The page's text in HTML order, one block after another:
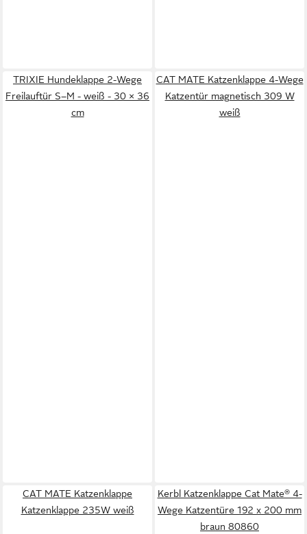
TRIXIE Hundeklappe 2-Wege
Freilauftür S–M - weiß - 30 × 36
cm
CAT MATE Katzenklappe 4-Wege
Katzentür magnetisch 309 W
weiß
CAT MATE Katzenklappe
Katzenklappe 235W weiß
Kerbl Katzenklappe Cat Mate® 4-
Wege Katzentüre 192 x 200 mm
braun 80860